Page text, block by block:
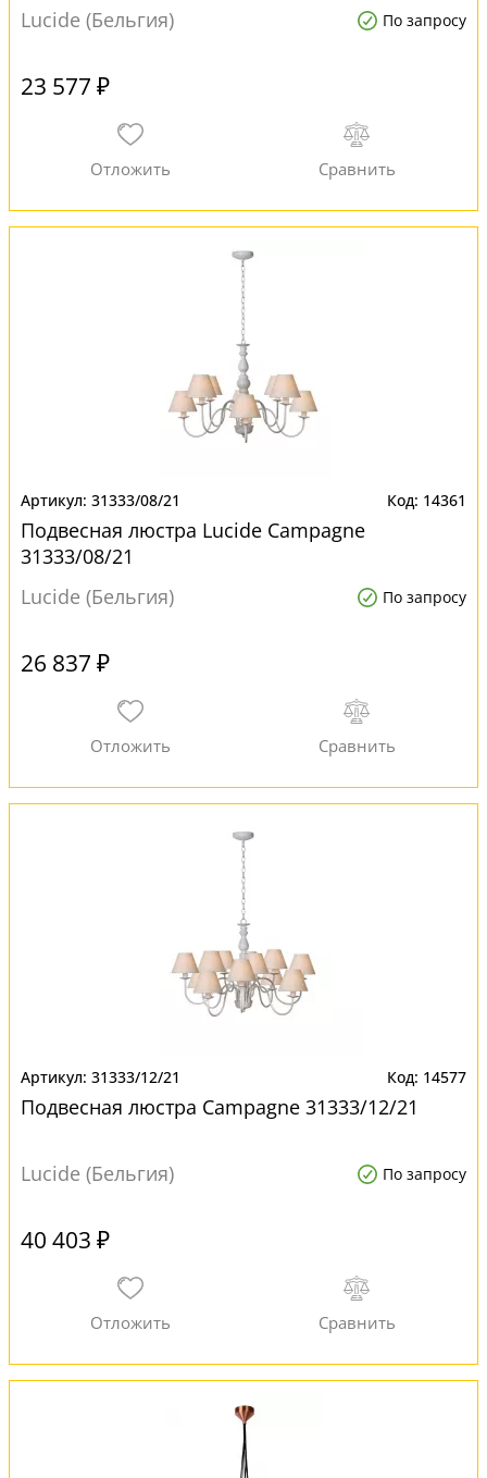
Lucide (Бельгия) По запросу
23 577 ₽
31333/08/21 14361
Подвесная люстра Lucide Campagne
31333/08/21
Lucide (Бельгия)
По запросу
26 837 ₽
31333/12/21 14577
Подвесная люстра Campagne 31333/12/21
Lucide (Бельгия) По запросу
40 403 ₽